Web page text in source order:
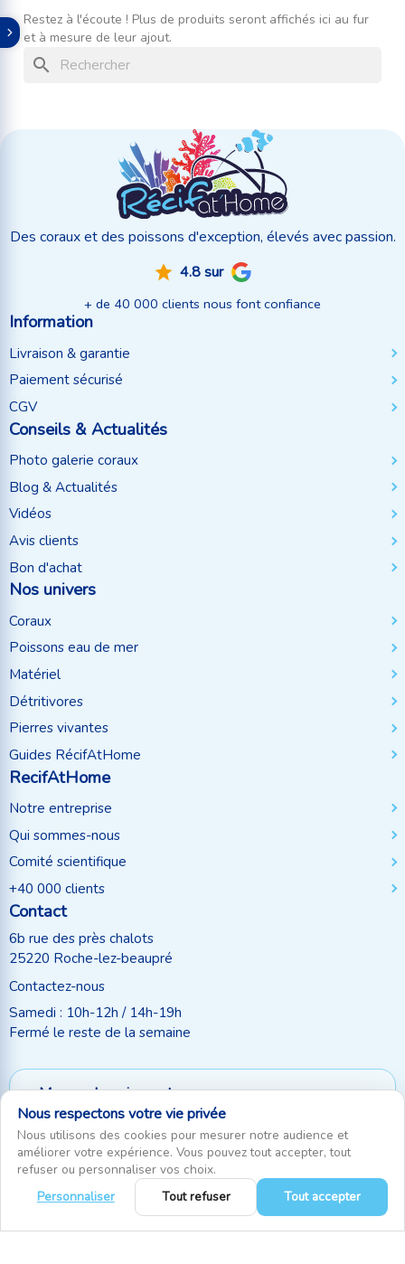
Restez à l'écoute ! Plus de produits seront affichés ici au fur
et à mesure de leur ajout.
search
Des coraux et des poissons d'exception, élevés avec passion.
4.8 sur
+ de 40 000 clients nous font confiance
Information
Livraison & garantie
Paiement sécurisé
CGV
Conseils & Actualités
Photo galerie coraux
Blog & Actualités
Vidéos
Avis clients
Bon d'achat
Nos univers
Coraux
Poissons eau de mer
Matériel
Détritivores
Pierres vivantes
Guides RécifAtHome
RecifAtHome
Notre entreprise
Qui sommes-nous
Comité scientifique
+40 000 clients
Contact
6b rue des près chalots
25220 Roche-lez-beaupré
Contactez-nous
Samedi : 10h-12h / 14h-19h
Fermé le reste de la semaine
Moyen de paiement
Suivez-nous
RecifAthome © Depuis 2010. Tous droits réservés|Gestion des cookies
Nous respectons votre vie privée
Nous utilisons des cookies pour mesurer notre audience et
améliorer votre expérience. Vous pouvez tout accepter, tout
refuser ou personnaliser vos choix.
Personnaliser
Tout refuser Tout accepter